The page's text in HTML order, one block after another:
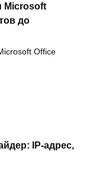
Microsoft
до
Office
IP-адрес,